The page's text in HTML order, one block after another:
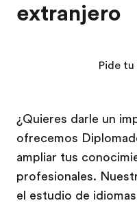
extranjero
¿Quieres darle un
ofrecemos
ampliar tus
profesionales.
el estudio de
Pide